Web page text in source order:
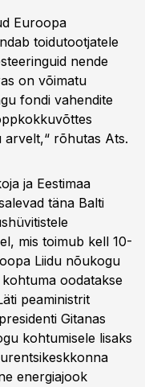
Euroopa
toidutootjatele
nende
on võimatu
fondi vahendite
rõhutas Ats.
ja Eestimaa
täna Balti
mis toimub kell 10-
Liidu nõukogu
oodatakse
peaministrit
Gitanas
kohtumisele lisaks
energiajook